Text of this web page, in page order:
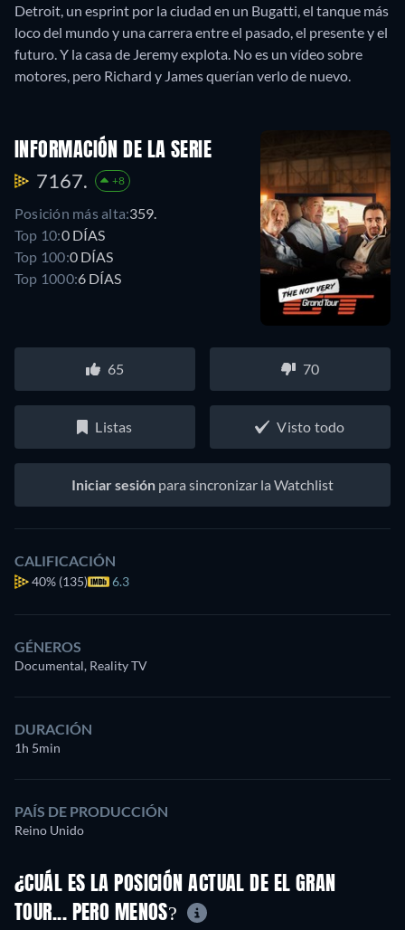
Detroit, un esprint por la ciudad en un Bugatti, el tanque más
loco del mundo y una carrera entre el pasado, el presente y el
futuro. Y la casa de Jeremy explota. No es un vídeo sobre
motores, pero Richard y James querían verlo de nuevo.
INFORMACIÓN DE LA SERIE
7167. +8
Posición más alta:359.
Top 10:0 DÍAS
Top 100:0 DÍAS
Top 1000:6 DÍAS
65 70
Listas Visto todo
Iniciar sesión para sincronizar la Watchlist
CALIFICACIÓN
40% (135) 6.3
GÉNEROS
Documental, Reality TV
DURACIÓN
1h 5min
PAÍS DE PRODUCCIÓN
Reino Unido
¿CUÁL ES LA POSICIÓN ACTUAL DE EL GRAN
TOUR... PERO MENOS?